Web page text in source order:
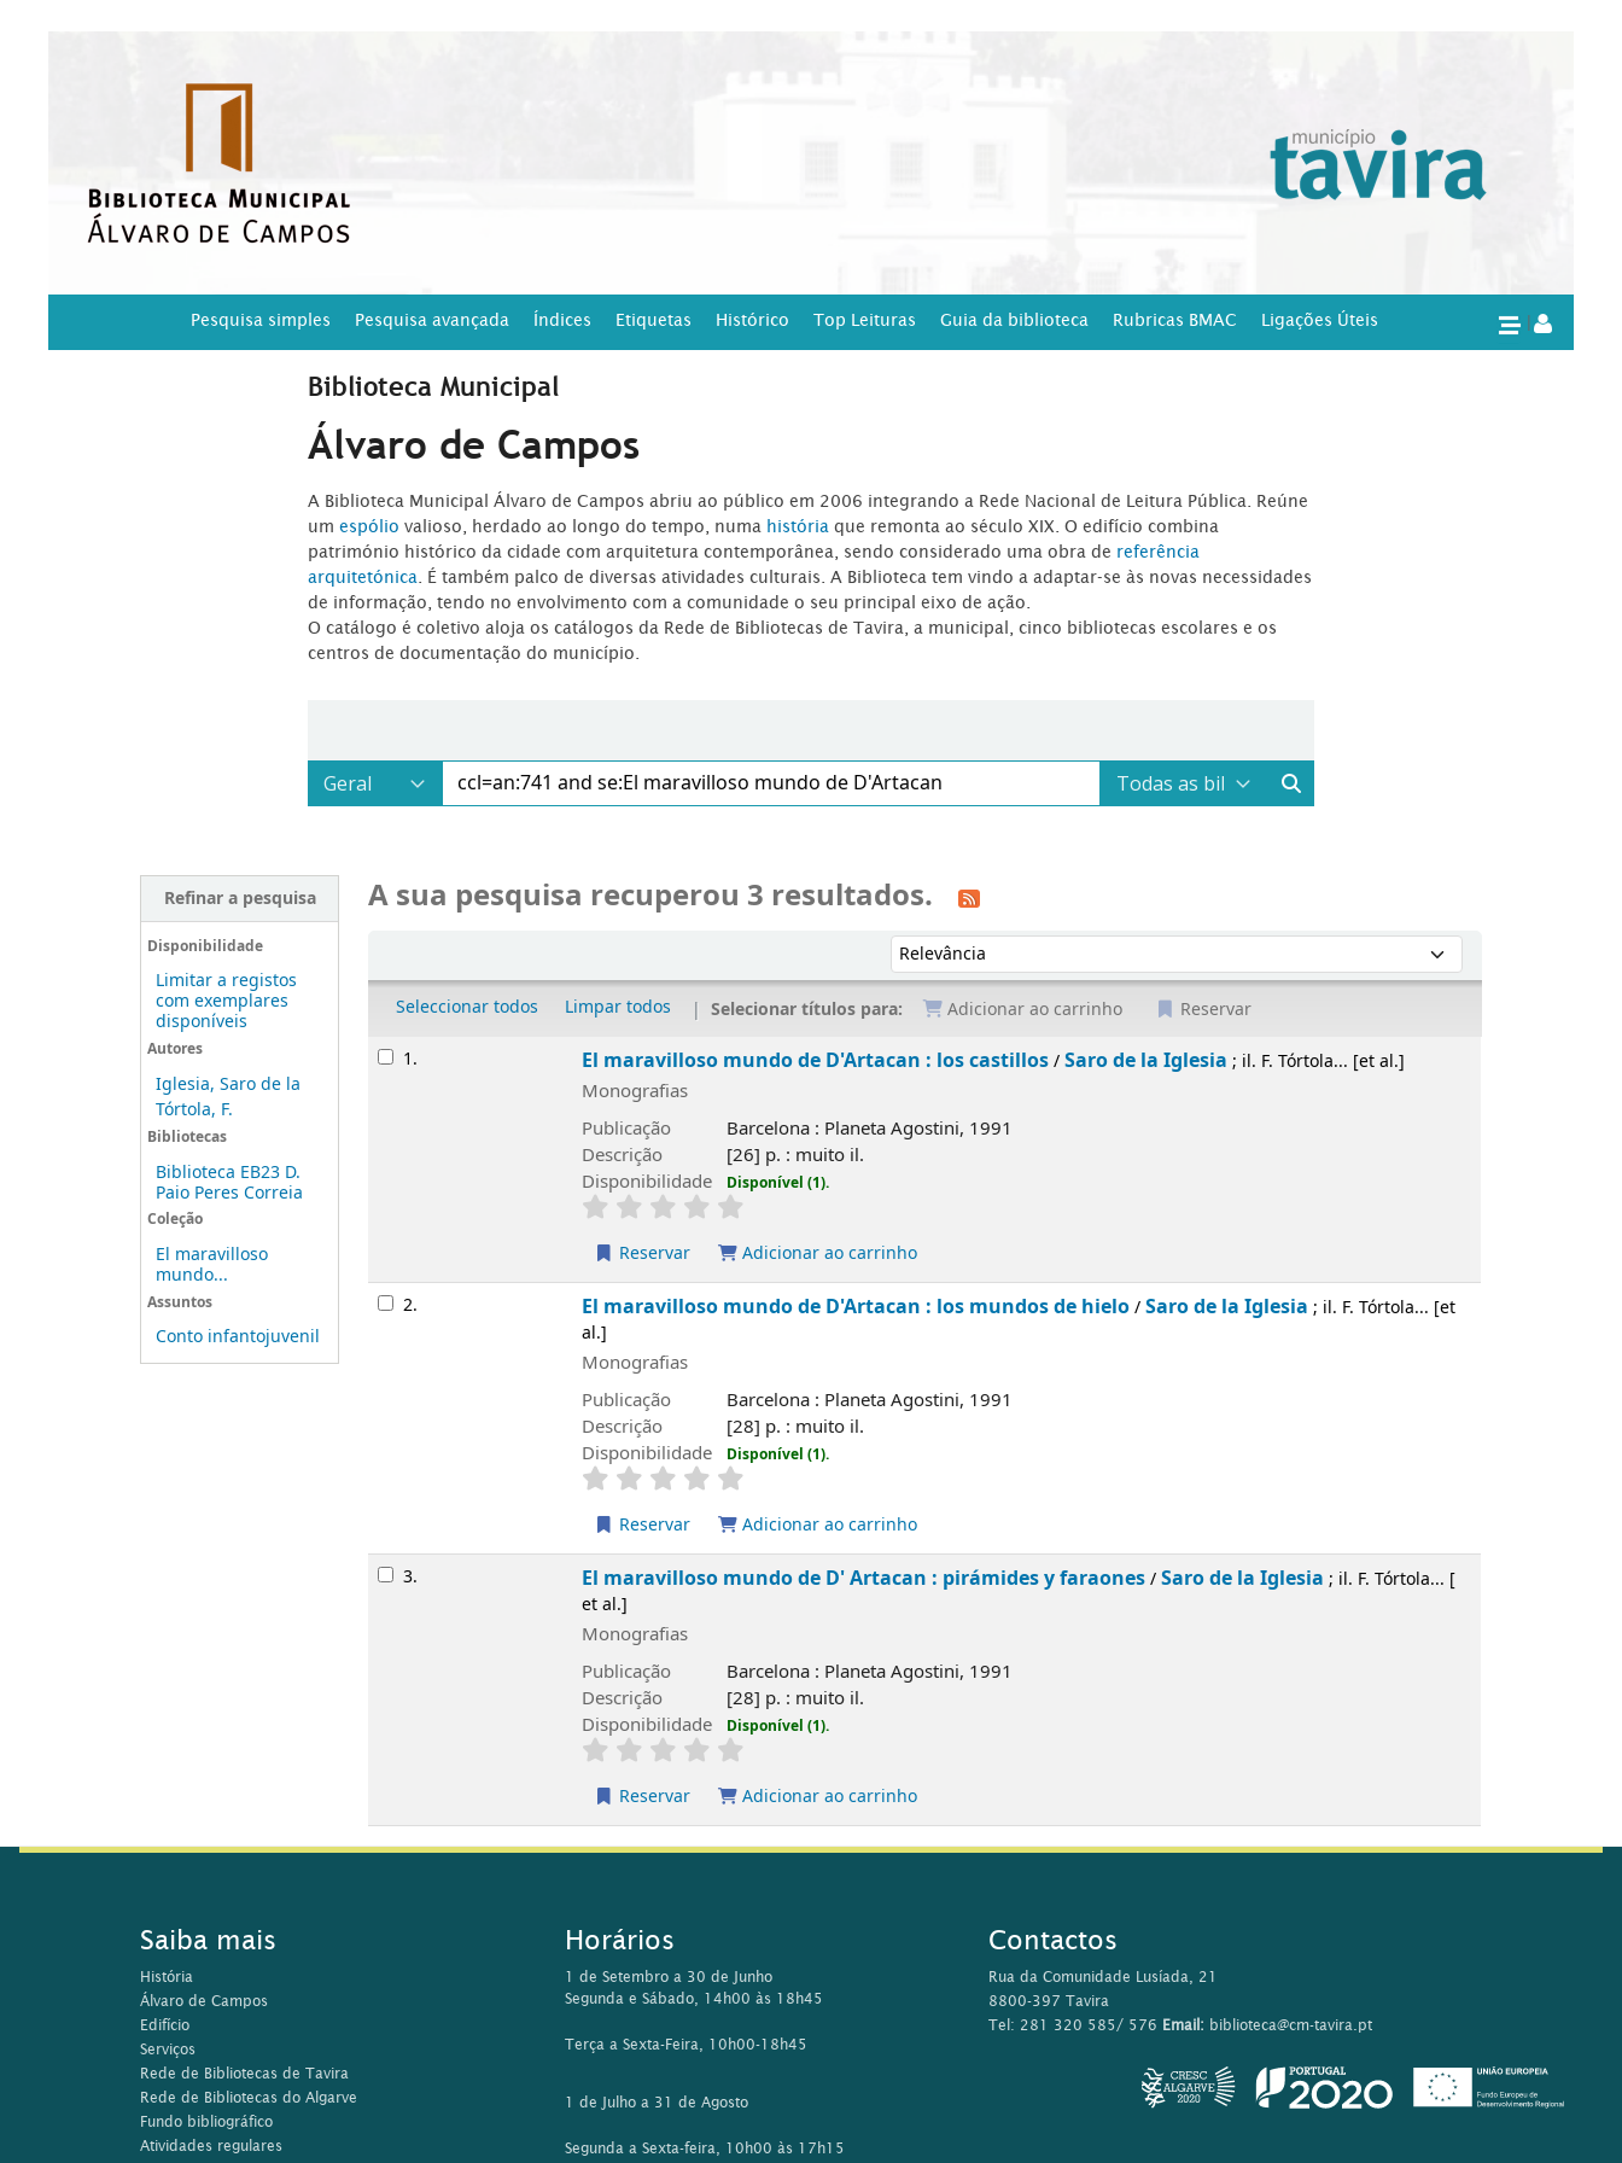
Pesquisa simples Pesquisa avançada Índices Etiquetas Histórico Top Leituras Guia da biblioteca Rubricas BMAC Ligações Úteis
Biblioteca Municipal
Álvaro de Campos
A Biblioteca Municipal Álvaro de Campos abriu ao público em 2006 integrando a Rede Nacional de Leitura Pública. Reúne
um espólio valioso, herdado ao longo do tempo, numa história que remonta ao século XIX. O edifício combina
património histórico da cidade com arquitetura contemporânea, sendo considerado uma obra de referência
arquitetónica . É também palco de diversas atividades culturais. A Biblioteca tem vindo a adaptar-se às novas necessidades
de informação, tendo no envolvimento com a comunidade o seu principal eixo de ação.
O catálogo é coletivo aloja os catálogos da Rede de Bibliotecas de Tavira, a municipal, cinco bibliotecas escolares e os
centros de documentação do município.
Refinar a pesquisa
Disponibilidade
Limitar a registos
com exemplares
disponíveis
Autores
Iglesia, Saro de la
Tórtola, F.
Bibliotecas
Biblioteca EB23 D.
Paio Peres Correia
Coleção
El maravilloso
mundo...
Assuntos
Conto infantojuvenil
A sua pesquisa recuperou 3 resultados.
Ordenar por:
Seleccionar todos Limpar todos Selecionar títulos para: Adicionar ao carrinho Reservar
Resultados
1. El maravilloso mundo de D'Artacan : los castillos/Saro de la Iglesia ; il. F. Tórtola... [et al.]
Monografias
Publicação
Barcelona : Planeta Agostini, 1991
Descrição
[26] p. : muito il.
Disponibilidade
Disponível (1).
Reservar Adicionar ao carrinho
2. El maravilloso mundo de D'Artacan : los mundos de hielo/Saro de la Iglesia ; il. F. Tórtola... [et
al.]
Monografias
Publicação
Barcelona : Planeta Agostini, 1991
Descrição
[28] p. : muito il.
Disponibilidade
Disponível (1).
Reservar Adicionar ao carrinho
3. El maravilloso mundo de D' Artacan : pirámides y faraones/Saro de la Iglesia ; il. F. Tórtola... [
et al.]
Monografias
Publicação
Barcelona : Planeta Agostini, 1991
Descrição
[28] p. : muito il.
Disponibilidade
Disponível (1).
Reservar Adicionar ao carrinho
Saiba mais
História
Álvaro de Campos
Edifício
Serviços
Rede de Bibliotecas de Tavira
Rede de Bibliotecas do Algarve
Fundo bibliográfico
Atividades regulares
Horários
1 de Setembro a 30 de Junho
Segunda e Sábado, 14h00 às 18h45
Terça a Sexta-Feira, 10h00-18h45
1 de Julho a 31 de Agosto
Segunda a Sexta-feira, 10h00 às 17h15
Contactos
Rua da Comunidade Lusíada, 21
8800-397 Tavira
Tel: 281 320 585/ 576 Email: biblioteca@cm-tavira.pt